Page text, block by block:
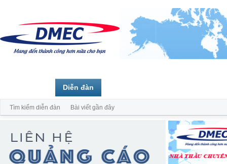
Diễn đàn
Tìm kiếm diễn đàn Bài viết gần đây